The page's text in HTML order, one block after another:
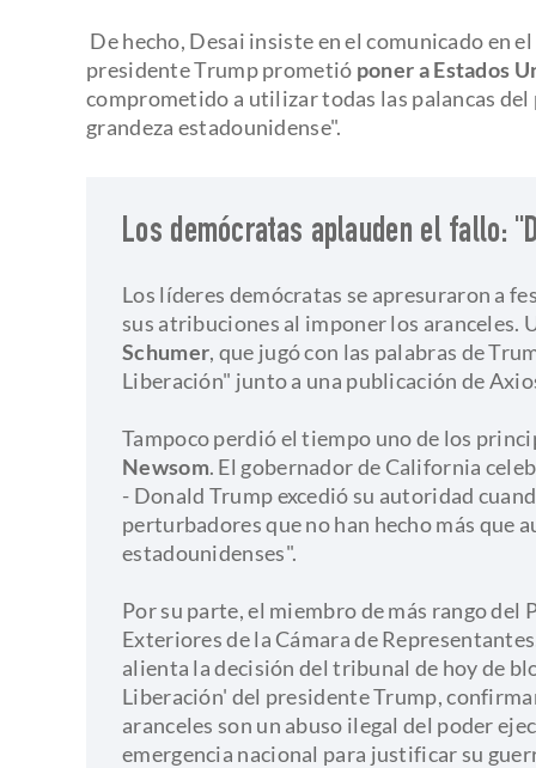
De hecho, Desai insiste en el comunicado en
presidente Trump prometió poner a Estados
comprometido a utilizar todas las palancas
grandeza estadounidense".
Los demócratas aplauden el fallo:
Los líderes demócratas se apresuraron a
sus atribuciones al imponer los aranceles.
Schumer, que jugó con las palabras de
Liberación" junto a una publicación de
​Tampoco perdió el tiempo uno de los
Newsom. El gobernador de California
- Donald Trump excedió su autoridad
perturbadores que no han hecho más que
estadounidenses".
​Por su parte, el miembro de más rango
Exteriores de la Cámara de
alienta la decisión del tribunal de hoy de
Liberación' del presidente Trump,
aranceles son un abuso ilegal del poder
emergencia nacional para justificar su